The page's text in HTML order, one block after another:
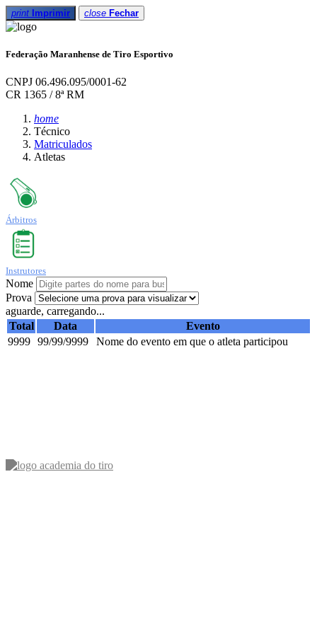
print Imprimir close Fechar
Federação Maranhense de Tiro Esportivo
CNPJ 06.496.095/0001-62
CR 1365 / 8ª RM
home
Técnico
Matriculados
Atletas
Árbitros
Instrutores
Nome
Prova
aguarde, carregando...
Total
Data
Evento
9999 99/99/9999 Nome do evento em que o atleta participou